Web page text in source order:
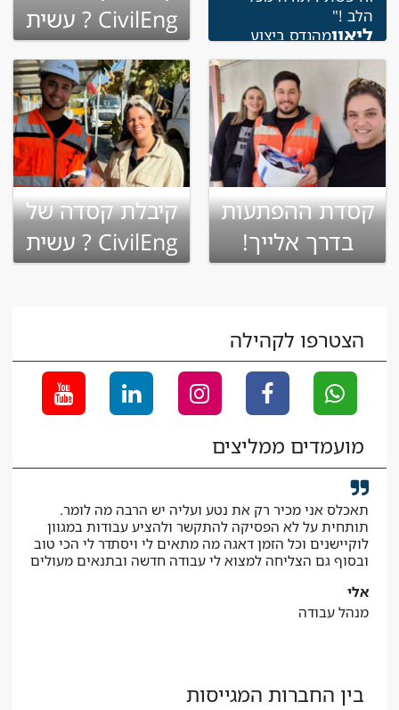
הלב !"
ליאוןמהנדס ביצוע
CivilEng ? עשית
שינוי בקריירה
קסדת ההפתעות
בדרך אלייך!
קיבלת קסדה של
CivilEng ? עשית
שינוי בקריירה
הצטרפו לקהילה
מועמדים ממליצים
תאכלס אני מכיר רק את נטע ועליה יש הרבה מה לומר.
תותחית על לא הפסיקה להתקשר ולהציע עבודות במגוון
לוקיישנים וכל הזמן דאגה מה מתאים לי ויסתדר לי הכי טוב
ובסוף גם הצליחה למצוא לי עבודה חדשה ובתנאים מעולים
אלי
מנהל עבודה
בין החברות המגייסות